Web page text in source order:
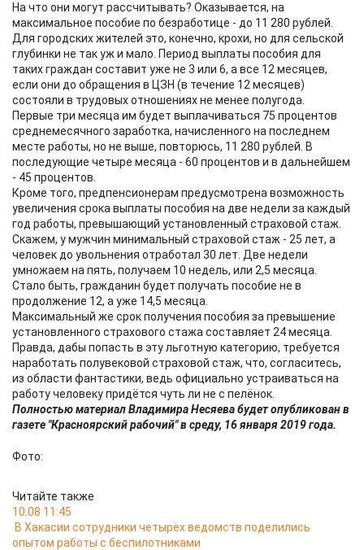
На что они могут рассчитывать? Оказывается, на
максимальное пособие по безработице - до 11 280 рублей.
Для городских жителей это, конечно, крохи, но для сельской
глубинки не так уж и мало. Период выплаты пособия для
таких граждан составит уже не 3 или 6, а все 12 месяцев,
если они до обращения в ЦЗН (в течение 12 месяцев)
состояли в трудовых отношениях не менее полугода.
Первые три месяца им будет выплачиваться 75 процентов
среднемесячного заработка, начисленного на последнем
месте работы, но не выше, повторюсь, 11 280 рублей. В
последующие четыре месяца - 60 процентов и в дальнейшем
- 45 процентов.
Кроме того, предпенсионерам предусмотрена возможность
увеличения срока выплаты пособия на две недели за каждый
год работы, превышающий установленный страховой стаж.
Скажем, у мужчин минимальный страховой стаж - 25 лет, а
человек до увольнения отработал 30 лет. Две недели
умножаем на пять, получаем 10 недель, или 2,5 месяца.
Стало быть, гражданин будет получать пособие не в
продолжение 12, а уже 14,5 месяца.
Максимальный же срок получения пособия за превышение
установленного страхового стажа составляет 24 месяца.
Правда, дабы попасть в эту льготную категорию, требуется
наработать полувековой страховой стаж, что, согласитесь,
из области фантастики, ведь официально устраиваться на
работу человеку придётся чуть ли не с пелёнок.
Полностью материал Владимира Несяева будет опубликован в
газете "Красноярский рабочий" в среду, 16 января 2019 года.
Фото:
Читайте также
10.08 11:45
В Хакасии сотрудники четырёх ведомств поделились
опытом работы с беспилотниками